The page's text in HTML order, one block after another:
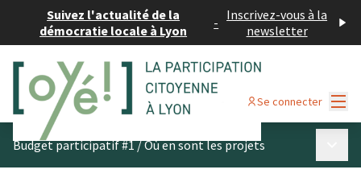
Suivez l'actualité de la
démocratie locale à Lyon
- Inscrivez-vous à la
newsletter
Se connecter
Budget participatif #1/Où en sont les projets